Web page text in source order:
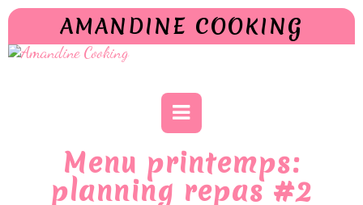
AMANDINE COOKING
Menu printemps:
planning repas #2